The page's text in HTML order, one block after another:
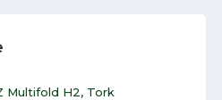
Multifold H2, Tork